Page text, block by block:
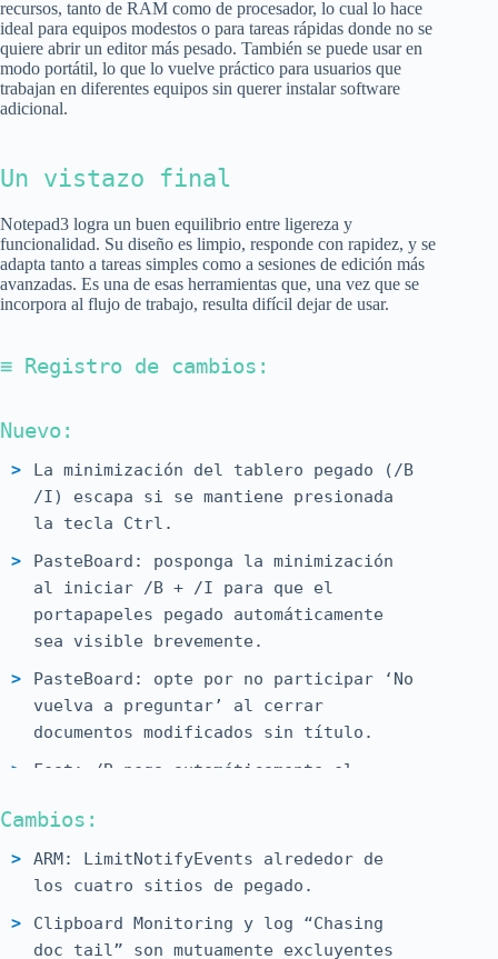
recursos, tanto de RAM como de procesador, lo cual lo hace
ideal para equipos modestos o para tareas rápidas donde no se
quiere abrir un editor más pesado. También se puede usar en
modo portátil, lo que lo vuelve práctico para usuarios que
trabajan en diferentes equipos sin querer instalar software
adicional.
Un vistazo final
Notepad3 logra un buen equilibrio entre ligereza y
funcionalidad. Su diseño es limpio, responde con rapidez, y se
adapta tanto a tareas simples como a sesiones de edición más
avanzadas. Es una de esas herramientas que, una vez que se
incorpora al flujo de trabajo, resulta difícil dejar de usar.
≡ Registro de cambios:
Nuevo:
La minimización del tablero pegado (/B
/I) escapa si se mantiene presionada
la tecla Ctrl.
PasteBoard: posponga la minimización
al iniciar /B + /I para que el
portapapeles pegado automáticamente
sea visible brevemente.
PasteBoard: opte por no participar ‘No
vuelva a preguntar’ al cerrar
documentos modificados sin título.
Feat: /B pega automáticamente el
sin título.
Agregue un marcador de posición de
patrón de búsqueda (%pattern%) para el
comando del editor.
Característica: opción para detener el
Cambios:
ARM: LimitNotifyEvents alrededor de
los cuatro sitios de pegado.
Clipboard Monitoring y log “Chasing
doc tail” son mutuamente excluyentes